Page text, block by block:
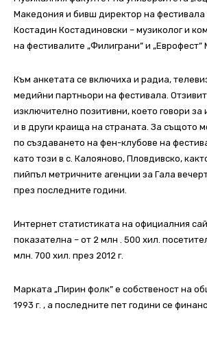
Македония и бивш директор на фестивала
Костадин Костадиновски – музиколог и
на фестивалите „Филиграни” и
Към анкетата се включиха и радиа,
медийни партньори на фестивала.
изключително позитивни, което говори за
и в други краища на страната. За същото
по създаването на фен-клубове на
като този в с. Калояново, Пловдивско,
пийпъл метричните агенции за Гала
през последните години.
Интернет статистиката на официалния
показателна – от 2 млн . 500 хил.
млн. 700 хил. през 2012 г.
Марката „Пирин фолк” е собственост на
1993 г. , а последните пет години се